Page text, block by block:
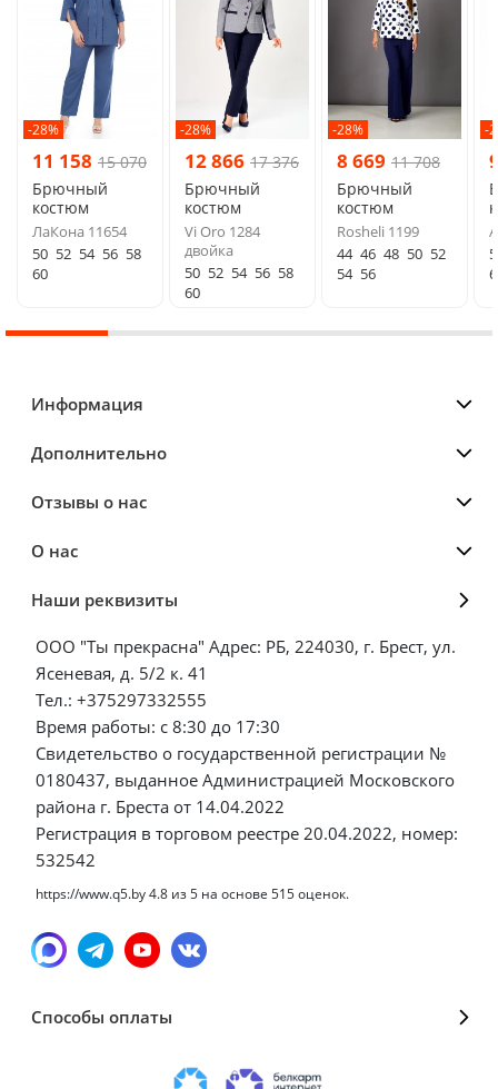
-28%
11 158 15 070
Брючный
костюм
ЛаКона 11654
50 52 54 56 58
60
-28%
12 866 17 376
Брючный
костюм
Vi Oro 1284
двойка
50 52 54 56 58
60
-28%
8 669 11 708
Брючный
костюм
Rosheli 1199
44 46 48 50 52
54 56
-
Информация
Дополнительно
Отзывы о нас
О нас
Наши реквизиты
ООО "Ты прекрасна" Адрес: РБ, 224030, г. Брест, ул.
Ясеневая, д. 5/2 к. 41
Тел.: +375297332555
Время работы: с 8:30 до 17:30
Свидетельство о государственной регистрации №
0180437, выданное Администрацией Московского
района г. Бреста от 14.04.2022
Регистрация в торговом реестре 20.04.2022, номер:
532542
https://www.q5.by4.8 из5 на основе 515оценок.
Способы оплаты